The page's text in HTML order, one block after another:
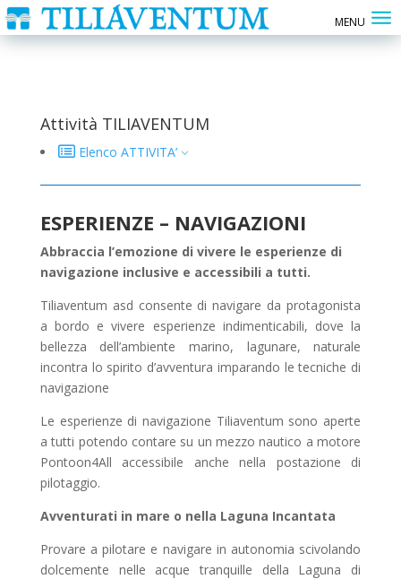
Attività TILIAVENTUM
Elenco ATTIVITA’3
ESPERIENZE – NAVIGAZIONI
Abbraccia l’emozione di vivere le esperienze di
navigazione inclusive e accessibili a tutti.
Tiliaventum asd consente di navigare da protagonista
a bordo e vivere esperienze indimenticabili, dove la
bellezza dell’ambiente marino, lagunare, naturale
incontra lo spirito d’avventura imparando le tecniche di
navigazione
Le esperienze di navigazione Tiliaventum sono aperte
a tutti potendo contare su un mezzo nautico a motore
Pontoon4All accessibile anche nella postazione di
pilotaggio.
Avventurati in mare o nella Laguna Incantata
Provare a pilotare e navigare in autonomia scivolando
dolcemente nelle acque tranquille della Laguna di